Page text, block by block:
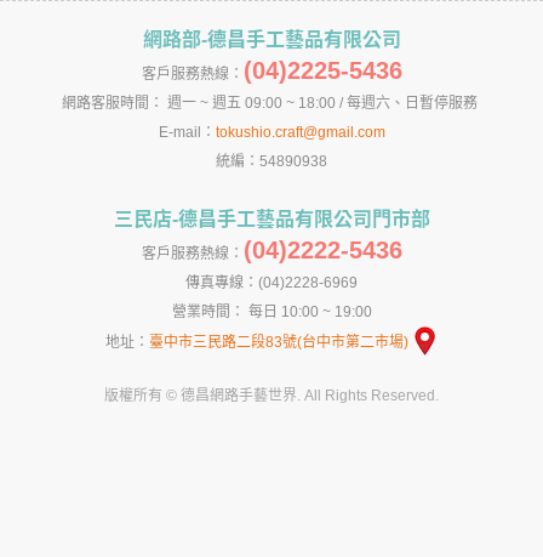
網路部-德昌手工藝品有限公司
客戶服務熱線： (04)2225-5436
網路客服時間： 週一 ~ 週五 09:00 ~ 18:00 / 每週六、日暫停服務
E-mail： tokushio.craft@gmail.com
統編：54890938
三民店-德昌手工藝品有限公司門市部
客戶服務熱線： (04)2222-5436
傳真專線：(04)2228-6969
營業時間： 每日 10:00 ~ 19:00
地址： 臺中市三民路二段83號(台中市第二市場)
版權所有 © 德昌網路手藝世界. All Rights Reserved.